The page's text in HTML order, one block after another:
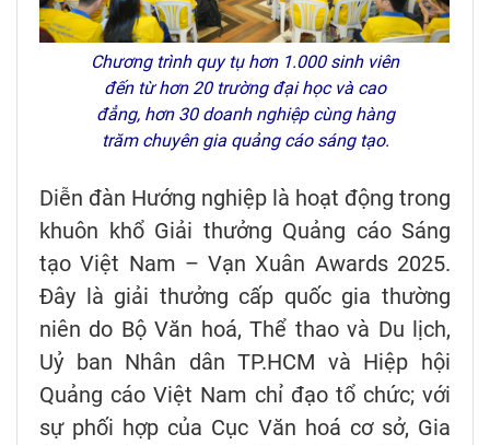
Chương trình quy tụ hơn 1.000 sinh viên
đến từ hơn 20 trường đại học và cao
đẳng, hơn 30 doanh nghiệp cùng hàng
trăm chuyên gia quảng cáo sáng tạo.
Diễn đàn Hướng nghiệp là hoạt động trong
khuôn khổ Giải thưởng Quảng cáo Sáng
tạo Việt Nam – Vạn Xuân Awards 2025.
Đây là giải thưởng cấp quốc gia thường
niên do Bộ Văn hoá, Thể thao và Du lịch,
Uỷ ban Nhân dân TP.HCM và Hiệp hội
Quảng cáo Việt Nam chỉ đạo tổ chức; với
sự phối hợp của Cục Văn hoá cơ sở, Gia